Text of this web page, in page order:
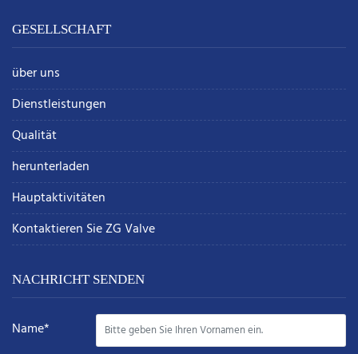
GESELLSCHAFT
über uns
Dienstleistungen
Qualität
herunterladen
Hauptaktivitäten
Kontaktieren Sie ZG Valve
NACHRICHT SENDEN
Name*